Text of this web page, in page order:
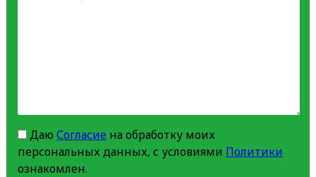
Даю Согласиена обработку моих
персональных данных, с условиями Политики
ознакомлен.